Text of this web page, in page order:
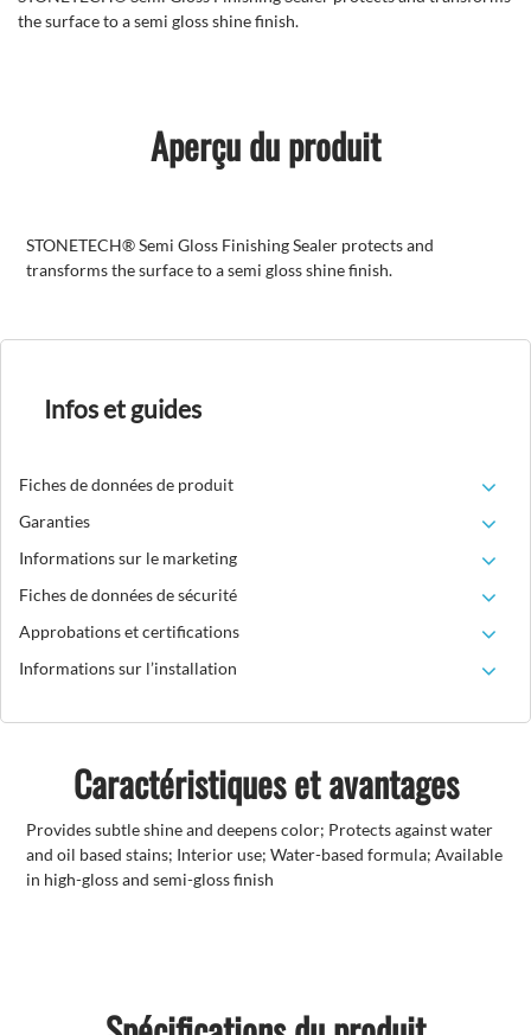
the surface to a semi gloss shine finish.
Aperçu du produit
STONETECH® Semi Gloss Finishing Sealer protects and
transforms the surface to a semi gloss shine finish.
Infos et guides
Fiches de données de produit
Garanties
Informations sur le marketing
Fiches de données de sécurité
Approbations et certifications
Informations sur l’installation
Caractéristiques et avantages
Provides subtle shine and deepens color; Protects against water
and oil based stains; Interior use; Water-based formula; Available
in high-gloss and semi-gloss finish